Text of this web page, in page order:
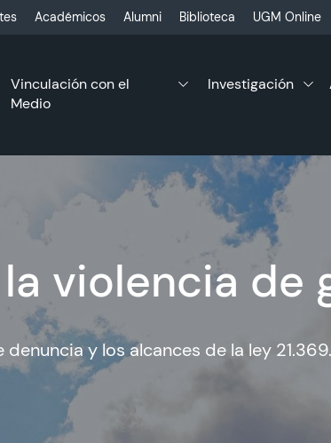
Académicos Alumni Biblioteca UGM Online
Vinculación con el
Medio
Investigación
violencia de
y los alcances de la ley 21.369.